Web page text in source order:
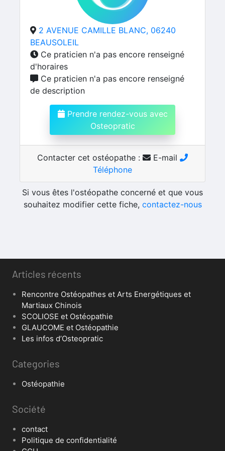
2 AVENUE CAMILLE BLANC, 06240
BEAUSOLEIL
Ce praticien n'a pas encore renseigné
d'horaires
Ce praticien n'a pas encore renseigné
de description
Prendre rendez-vous avec
Osteopratic
Contacter cet ostéopathe :
E-mail
Téléphone
Si vous êtes l'ostéopathe concerné et que vous
souhaitez modifier cette fiche, contactez-nous
Articles récents
Rencontre Ostéopathes et Arts Energétiques et
Martiaux Chinois
SCOLIOSE et Ostéopathie
GLAUCOME et Ostéopathie
Les infos d’Osteopratic
Categories
Ostéopathie
Société
contact
Politique de confidentialité